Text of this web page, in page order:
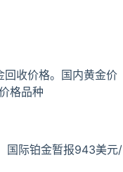
收价格。国内黄金价
格品种
国际铂金暂报943美元/